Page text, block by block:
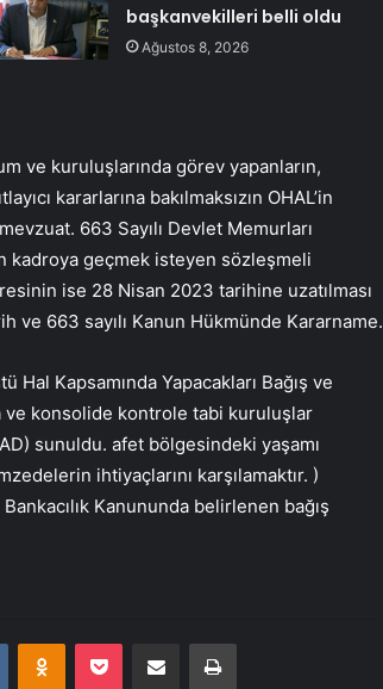
başkanvekilleri belli oldu
Ağustos 8, 2026
ve kuruluşlarında görev yapanların,
kararlarına bakılmaksızın OHAL’in
663 Sayılı Devlet Memurları
kadroya geçmek isteyen sözleşmeli
ise 28 Nisan 2023 tarihine uzatılması
ve 663 sayılı Kanun Hükmünde Kararname.
Kapsamında Yapacakları Bağış ve
ve konsolide kontrole tabi kuruluşlar
sunuldu. afet bölgesindeki yaşamı
ihtiyaçlarını karşılamaktır. )
Kanununda belirlenen bağış
VKontakteOdnoklassniki
Pocket E-Posta ile paylaş Yazdır